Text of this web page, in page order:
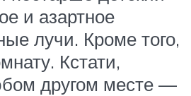
и азартное
лучи. Кроме того,
Кстати,
другом месте —